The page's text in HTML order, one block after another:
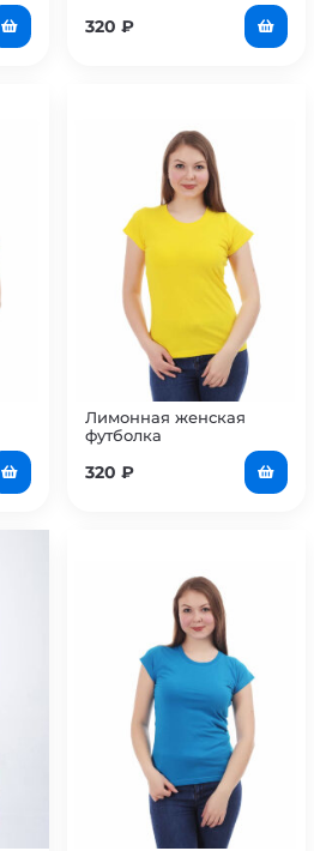
320 ₽
Лимонная женская
футболка
320 ₽